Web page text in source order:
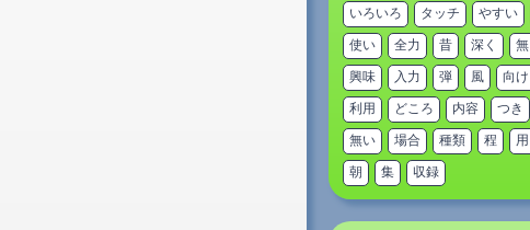
いろいろ タッチ やすい
使い 全力 昔 深く 無
興味 入力 弾 風 向け
利用 どころ 内容 つき
無い 場合 種類 程 用
朝 集 収録